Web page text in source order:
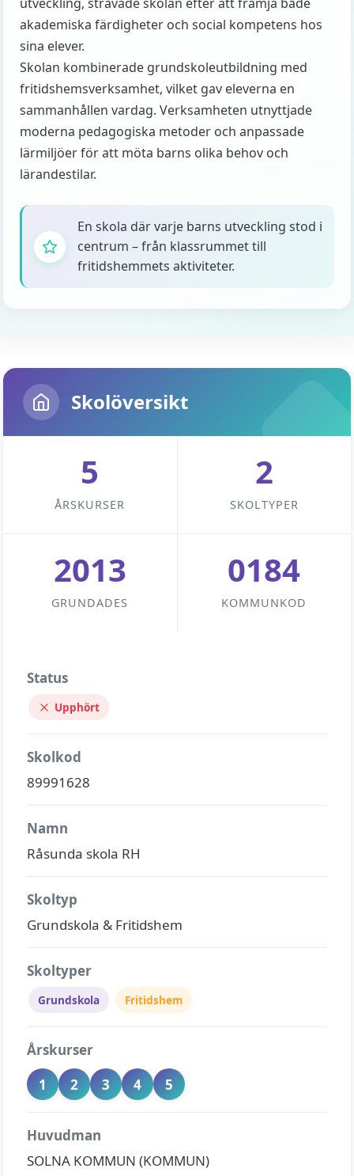
akademiska färdigheter och social kompetens hos
sina elever.
Skolan kombinerade grundskoleutbildning med
fritidshemsverksamhet, vilket gav eleverna en
sammanhållen vardag. Verksamheten utnyttjade
moderna pedagogiska metoder och anpassade
lärmiljöer för att möta barns olika behov och
lärandestilar.
En skola där varje barns utveckling stod i
centrum – från klassrummet till
fritidshemmets aktiviteter.
Skolöversikt
5
ÅRSKURSER
2
SKOLTYPER
2013
GRUNDADES
0184
KOMMUNKOD
Status
Upphört
Skolkod
89991628
Namn
Råsunda skola RH
Skoltyp
Grundskola & Fritidshem
Skoltyper
Grundskola Fritidshem
Årskurser
1
2 3 4 5
Huvudman
SOLNA KOMMUN (KOMMUN)